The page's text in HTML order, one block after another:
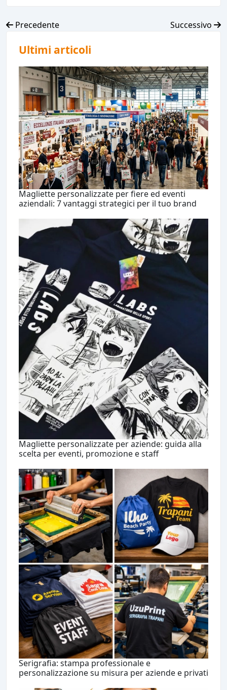
Precedente Successivo
Ultimi articoli
Magliette personalizzate per fiere ed eventi
aziendali: 7 vantaggi strategici per il tuo brand
Magliette personalizzate per aziende: guida alla
scelta per eventi, promozione e staff
Serigrafia: stampa professionale e
personalizzazione su misura per aziende e privati